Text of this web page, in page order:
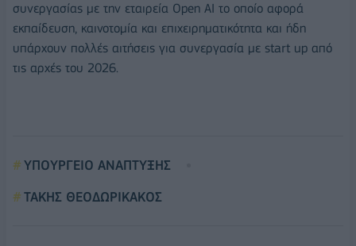
συνεργασίας με την εταιρεία Οpen AI το οποίο αφορά
εκπαίδευση, καινοτομία και επιχειρηματικότητα και ήδη
υπάρχουν πολλές αιτήσεις για συνεργασία με start up από
τις αρχές του 2026.
ΥΠΟΥΡΓΕΙΟ ΑΝΑΠΤΥΞΗΣ
ΤΑΚΗΣ ΘΕΟΔΩΡΙΚΑΚΟΣ